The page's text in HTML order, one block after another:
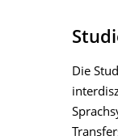
Die